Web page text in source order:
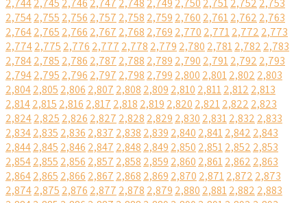
2,7442,745 2,746 2,747 2,748 2,749 2,750 2,7512,752 2,753
2,7542,755 2,756 2,757 2,758 2,759 2,760 2,7612,762 2,763
2,7642,765 2,766 2,767 2,768 2,769 2,770 2,7712,772 2,773
2,7742,775 2,776 2,777 2,778 2,779 2,780 2,7812,782 2,783
2,7842,785 2,786 2,787 2,788 2,789 2,790 2,7912,792 2,793
2,7942,795 2,796 2,797 2,798 2,799 2,800 2,8012,802 2,803
2,8042,805 2,806 2,807 2,808 2,809 2,810 2,8112,812 2,813
2,8142,815 2,816 2,817 2,818 2,819 2,820 2,8212,822 2,823
2,8242,825 2,826 2,827 2,828 2,829 2,830 2,8312,832 2,833
2,8342,835 2,836 2,837 2,838 2,839 2,840 2,8412,842 2,843
2,8442,845 2,846 2,847 2,848 2,849 2,850 2,8512,852 2,853
2,8542,855 2,856 2,857 2,858 2,859 2,860 2,8612,862 2,863
2,8642,865 2,866 2,867 2,868 2,869 2,870 2,8712,872 2,873
2,8742,875 2,876 2,877 2,878 2,879 2,880 2,8812,882 2,883